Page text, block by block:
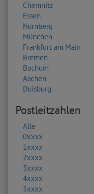
Chemnitz
Essen
Nürnberg
München
Frankfurt am Main
Bremen
Bochum
Aachen
Duisburg
Postleitzahlen
Alle
0xxxx
1xxxx
2xxxx
3xxxx
4xxxx
5xxxx